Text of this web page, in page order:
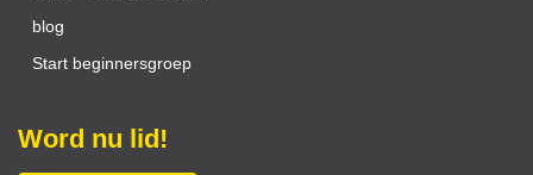
blog
Start beginnersgroep
Word nu lid!